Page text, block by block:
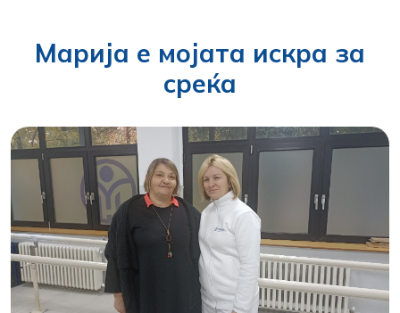
Марија е мојата искра за
среќа